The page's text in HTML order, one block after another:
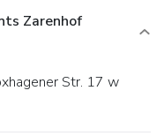
Zarenhof